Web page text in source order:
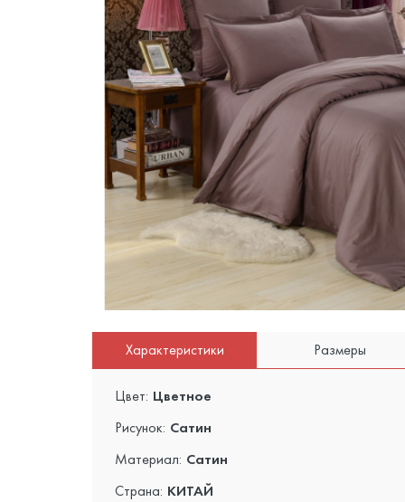
Характеристики Размеры
Цвет: Цветное
Рисунок: Сатин
Материал: Сатин
Страна: КИТАЙ